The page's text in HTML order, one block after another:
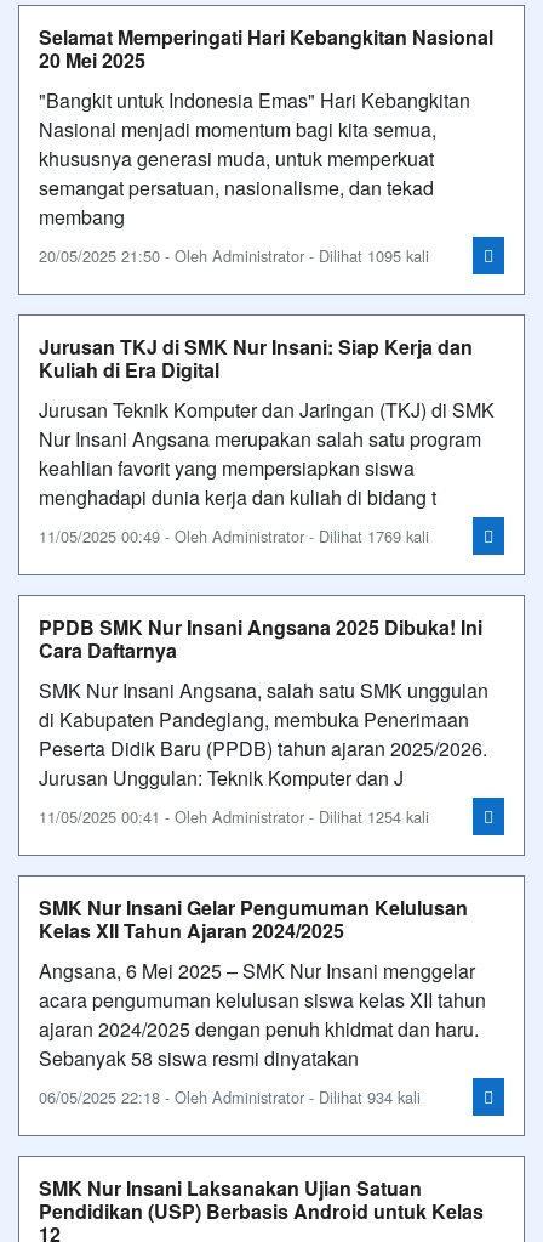
Selamat Memperingati Hari Kebangkitan Nasional
20 Mei 2025
"Bangkit untuk Indonesia Emas" Hari Kebangkitan
Nasional menjadi momentum bagi kita semua,
khususnya generasi muda, untuk memperkuat
semangat persatuan, nasionalisme, dan tekad
membang
20/05/2025 21:50 - Oleh Administrator - Dilihat 1095 kali
Jurusan TKJ di SMK Nur Insani: Siap Kerja dan
Kuliah di Era Digital
Jurusan Teknik Komputer dan Jaringan (TKJ) di SMK
Nur Insani Angsana merupakan salah satu program
keahlian favorit yang mempersiapkan siswa
menghadapi dunia kerja dan kuliah di bidang t
11/05/2025 00:49 - Oleh Administrator - Dilihat 1769 kali
PPDB SMK Nur Insani Angsana 2025 Dibuka! Ini
Cara Daftarnya
SMK Nur Insani Angsana, salah satu SMK unggulan
di Kabupaten Pandeglang, membuka Penerimaan
Peserta Didik Baru (PPDB) tahun ajaran 2025/2026.
Jurusan Unggulan: Teknik Komputer dan J
11/05/2025 00:41 - Oleh Administrator - Dilihat 1254 kali
SMK Nur Insani Gelar Pengumuman Kelulusan
Kelas XII Tahun Ajaran 2024/2025
Angsana, 6 Mei 2025 – SMK Nur Insani menggelar
acara pengumuman kelulusan siswa kelas XII tahun
ajaran 2024/2025 dengan penuh khidmat dan haru.
Sebanyak 58 siswa resmi dinyatakan
06/05/2025 22:18 - Oleh Administrator - Dilihat 934 kali
SMK Nur Insani Laksanakan Ujian Satuan
Pendidikan (USP) Berbasis Android untuk Kelas
12